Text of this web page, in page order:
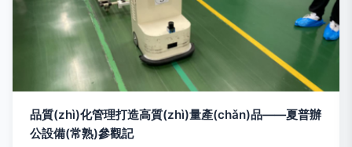
品質(zhì)化管理打造高質(zhì)量產(chǎn)品——夏普辦
公設備(常熟)參觀記